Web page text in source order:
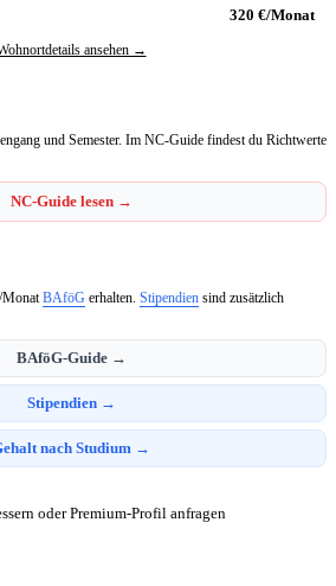
320 €/Monat
ansehen →
und Semester. Im NC-Guide findest du Richtwerte
NC-Guide lesen →
MonatBAföG erhalten. Stipendien sind zusätzlich
BAföG-Guide →
Stipendien →
nach Studium →
oder Premium-Profil anfragen